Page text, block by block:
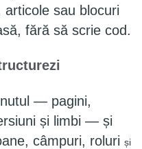
sau blocuri
fără să scrie cod.
— pagini,
și limbi — și
câmpuri, roluri și